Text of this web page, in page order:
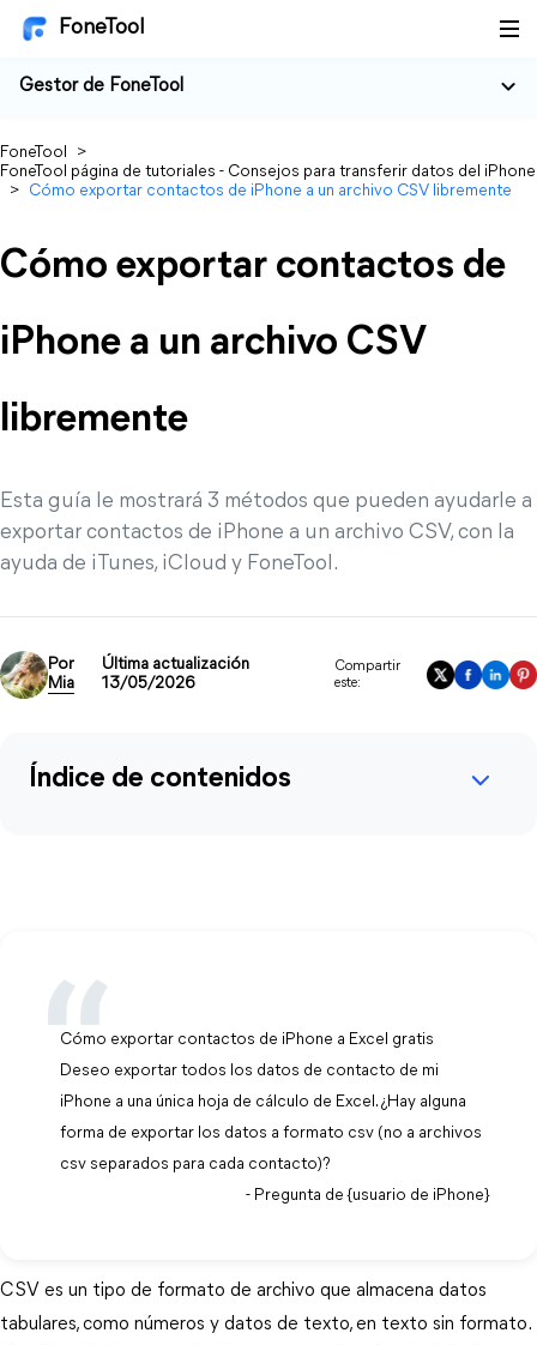
FoneTool
Gestor de FoneTool
FoneTool
>
FoneTool página de tutoriales - Consejos para transferir datos del iPhone
> Cómo exportar contactos de iPhone a un archivo CSV libremente
Cómo exportar contactos de
iPhone a un archivo CSV
libremente
Esta guía le mostrará 3 métodos que pueden ayudarle a
exportar contactos de iPhone a un archivo CSV, con la
ayuda de iTunes, iCloud y FoneTool.
Por
Mia
Última actualización
13/05/2026
Compartir
este:
Índice de contenidos
Cómo exportar contactos de iPhone a Excel gratis
Deseo exportar todos los datos de contacto de mi
iPhone a una única hoja de cálculo de Excel. ¿Hay alguna
forma de exportar los datos a formato csv (no a archivos
csv separados para cada contacto)?
- Pregunta de {usuario de iPhone}
CSV es un tipo de formato de archivo que almacena datos
tabulares, como números y datos de texto, en texto sin formato.